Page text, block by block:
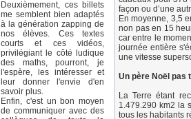
Deuxièmement, ces billets
me semblent bien adaptés
à la génération zapping de
nos élèves. Ces textes
courts et ces vidéos,
privilégiant le côté ludique
des maths, pourront, je
l'espère, les intéresser et
leur donner l'envie d'en
savoir plus.
Enfin, c'est un bon moyen
de communiquer avec des
façon ou d’une
En moyenne, 3,5
non pas en 15
car entre le
journée entière
une vitesse
Un père Noël pas
La Terre étant
1.479.290 km2 la
tous les habitants